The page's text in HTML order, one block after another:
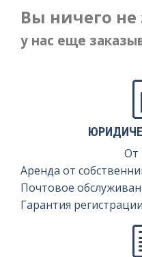
Вступление в СРО
Вы ничего
у нас еще
От
Аренда от
Почтовое
Гарантия